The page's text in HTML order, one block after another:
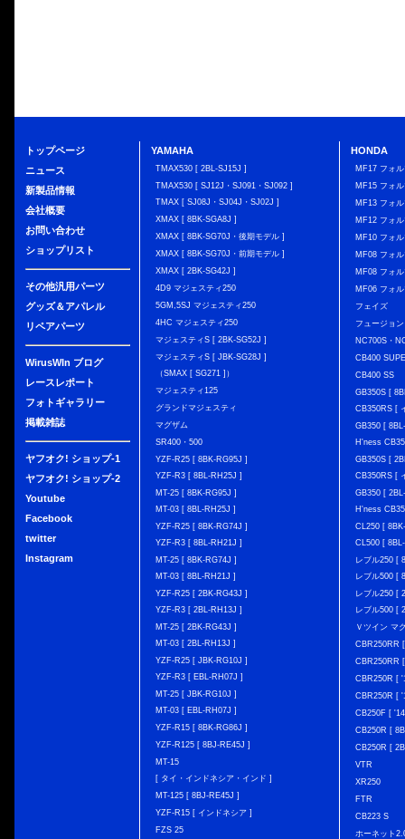
トップページ
ニュース
新製品情報
会社概要
お問い合わせ
ショップリスト
その他汎用パーツ
グッズ＆アパレル
リペアパーツ
WirusWIn ブログ
レースレポート
フォトギャラリー
掲載雑誌
ヤフオク! ショップ-1
ヤフオク! ショップ-2
Youtube
Facebook
twitter
Instagram
YAMAHA
TMAX530 [ 2BL-SJ15J ]
TMAX530 [ SJ12J・SJ091・SJ092 ]
TMAX [ SJ08J・SJ04J・SJ02J ]
XMAX [ 8BK-SGA8J ]
XMAX [ 8BK-SG70J・後期モデル ]
XMAX [ 8BK-SG70J・前期モデル ]
XMAX [ 2BK-SG42J ]
4D9 マジェスティ250
5GM,5SJ マジェスティ250
4HC マジェスティ250
マジェスティS [ 2BK-SG52J ]
マジェスティS [ JBK-SG28J ]
（SMAX [ SG271 ]）
マジェスティ125
グランドマジェスティ
マグザム
SR400・500
YZF-R25 [ 8BK-RG95J ]
YZF-R3 [ 8BL-RH25J ]
MT-25 [ 8BK-RG95J ]
MT-03 [ 8BL-RH25J ]
YZF-R25 [ 8BK-RG74J ]
YZF-R3 [ 8BL-RH21J ]
MT-25 [ 8BK-RG74J ]
MT-03 [ 8BL-RH21J ]
YZF-R25 [ 2BK-RG43J ]
YZF-R3 [ 2BL-RH13J ]
MT-25 [ 2BK-RG43J ]
MT-03 [ 2BL-RH13J ]
YZF-R25 [ JBK-RG10J ]
YZF-R3 [ EBL-RH07J ]
MT-25 [ JBK-RG10J ]
MT-03 [ EBL-RH07J ]
YZF-R15 [ 8BK-RG86J ]
YZF-R125 [ 8BJ-RE45J ]
MT-15
[ タイ・インドネシア・インド ]
MT-125 [ 8BJ-RE45J ]
YZF-R15 [ インドネシア ]
FZS 25
HONDA
MF17 フォ
MF15 フォ
MF13 フォ
MF12 フォ
MF10 フォ
MF08 フォ
MF08 フォ
MF06 フォ
フェイズ
フュージョン
NC700S・
CB400
CB400 SS
GB350S [
CB350RS [
GB350 [
H'ness
GB350S [
CB350RS [
GB350 [
H'ness
CL250 [
CL500 [
レブル250 [
レブル500 [
レブル250 [
レブル500 [
Ｖツイン マ
CBR250RR
CBR250RR
CBR250R [
CBR250R [
CB250F [
CB250R [
CB250R [
VTR
XR250
FTR
CB223 S
ホーネット